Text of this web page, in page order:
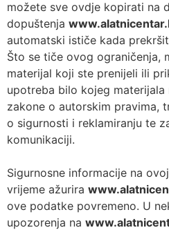
možete sve ovdje kopirati na
dopuštenja
automatski ističe kada
Što se tiče ovog ograničenja,
materijal koji ste prenijeli ili
upotreba bilo kojeg
zakone o autorskim pravima,
o sigurnosti i reklamiranju te
komunikaciji.
Sigurnosne informacije na
vrijeme ažurira
ove podatke povremeno. U
upozorenja na